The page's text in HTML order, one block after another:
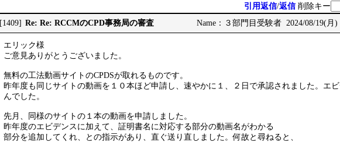
引用返信/返信 削除キー
[1409] Re: Re: RCCMのCPD事務局の審査 Name：３部門目受験者 2024/08/19(月)
エリック様
ご意見ありがとうございました。
無料の工法動画サイトのCPDSが取れるものです。
昨年度も同じサイトの動画を１０本ほど申請し、速やかに１、２日で承認されました。エ
んでした。
先月、同様のサイトの１本の動画を申請しました。
昨年度のエビデンスに加えて、証明書名に対応する部分の動画名がわかる
部分を追加してくれ、との指示があり、直ぐ送り直しました。何故と尋ねると、